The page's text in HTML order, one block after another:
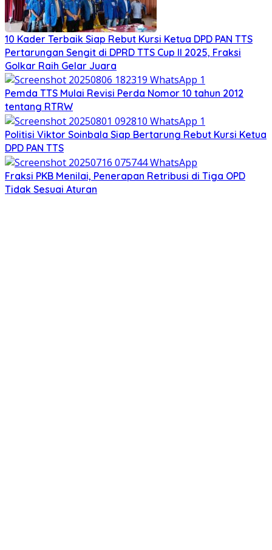
10 Kader Terbaik Siap Rebut Kursi Ketua DPD PAN TTS
Pertarungan Sengit di DPRD TTS Cup II 2025, Fraksi
Golkar Raih Gelar Juara
Pemda TTS Mulai Revisi Perda Nomor 10 tahun 2012
tentang RTRW
Politisi Viktor Soinbala Siap Bertarung Rebut Kursi Ketua
DPD PAN TTS
Fraksi PKB Menilai, Penerapan Retribusi di Tiga OPD
Tidak Sesuai Aturan